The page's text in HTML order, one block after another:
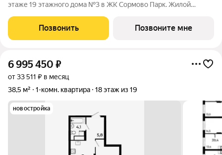
этаже 19 этажного дома №3 в ЖК Сормово Парк. Жилой
центральной локации Сормовского района Нижнего
Новгорода. В окружении комплекса Сормовский
Позвонить Позвоните мне
6 995 450 ₽
от 33 511 ₽ в месяц
38,5 м²
1-комн. квартира 18 этаж из 19
новостройка